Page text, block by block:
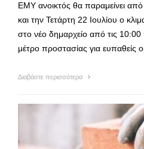
ΕΜΥ ανοικτός θα παραμείνει από
και την Τετάρτη 22 Ιουλίου ο
στο νέο δημαρχείο από τις
μέτρο προστασίας για
Διαβάστε περισσότερα